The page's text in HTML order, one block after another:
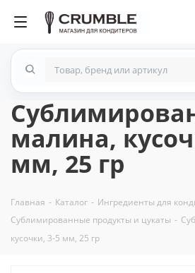
малина,
мм, 25 гр
Главная - Каталог - Ингредиенты для
Сублимированные продукты и цукаты -
кусочки, 3-5 мм, 25 гр